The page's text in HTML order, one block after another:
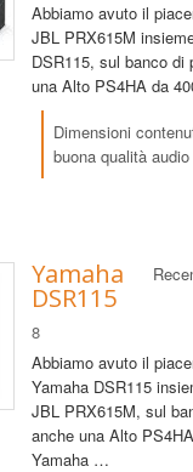
Abbiamo avuto il
JBL PRX615M
DSR115, sul banco di
una Alto PS4HA da
Dimensioni
buona qualità audio
Yamaha
DSR115
8
Abbiamo avuto il
Yamaha DSR115
JBL PRX615M, sul
anche una Alto
Yamaha …